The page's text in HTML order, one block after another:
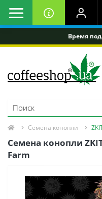
Время
Семена конопли
Семена конопли
Farm